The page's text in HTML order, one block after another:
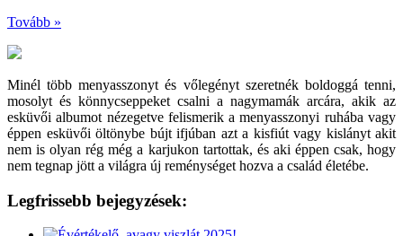
Tovább »
Minél több menyasszonyt és vőlegényt szeretnék boldoggá tenni,
mosolyt és könnycseppeket csalni a nagymamák arcára, akik az
esküvői albumot nézegetve felismerik a menyasszonyi ruhába vagy
éppen esküvői öltönybe bújt ifjúban azt a kisfiút vagy kislányt akit
nem is olyan rég még a karjukon tartottak, és aki éppen csak, hogy
nem tegnap jött a világra új reménységet hozva a család életébe.
Legfrissebb bejegyzések: